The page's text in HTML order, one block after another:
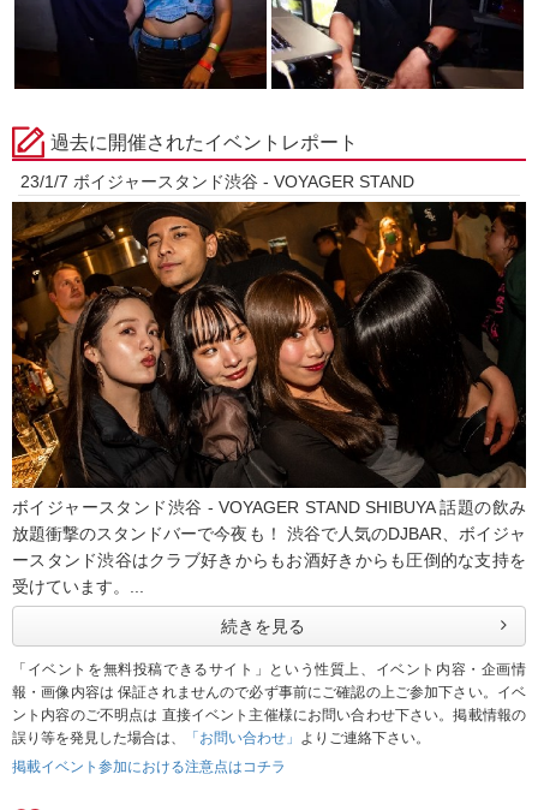
過去に開催されたイベントレポート
23/1/7 ボイジャースタンド渋谷 - VOYAGER STAND
ボイジャースタンド渋谷 - VOYAGER STAND SHIBUYA 話題の飲み
放題衝撃のスタンドバーで今夜も！ 渋谷で人気のDJBAR、ボイジャ
ースタンド渋谷はクラブ好きからもお酒好きからも圧倒的な支持を
受けています。...
続きを見る
「イベントを無料投稿できるサイト」という性質上、イベント内容・企画情
報・画像内容は 保証されませんので必ず事前にご確認の上ご参加下さい。イベ
ント内容のご不明点は 直接イベント主催様にお問い合わせ下さい。掲載情報の
誤り等を発見した場合は、
「お問い合わせ」 よりご連絡下さい。
掲載イベント参加における注意点はコチラ